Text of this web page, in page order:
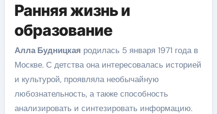
Ранняя жизнь и
образование
Алла Будницкая родилась 5 января 1971 года в
Москве. С детства она интересовалась историей
и культурой, проявляла необычайную
любознательность, а также способность
анализировать и синтезировать информацию.